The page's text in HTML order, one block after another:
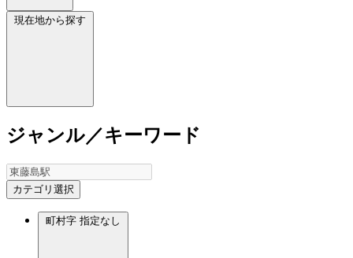
現在地から探す
ジャンル／キーワード
カテゴリ選択
町村字 指定なし